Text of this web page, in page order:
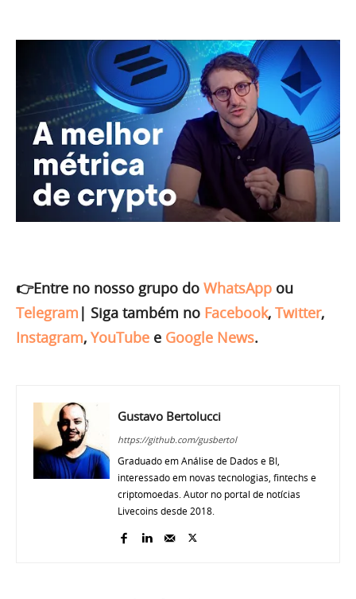
👉Entre no nosso grupo do WhatsApp ou
Telegram | Siga também no Facebook, Twitter,
Instagram, YouTube e Google News.
Gustavo Bertolucci
https://github.com/gusbertol
Graduado em Análise de Dados e BI,
interessado em novas tecnologias, fintechs e
criptomoedas. Autor no portal de notícias
Livecoins desde 2018.